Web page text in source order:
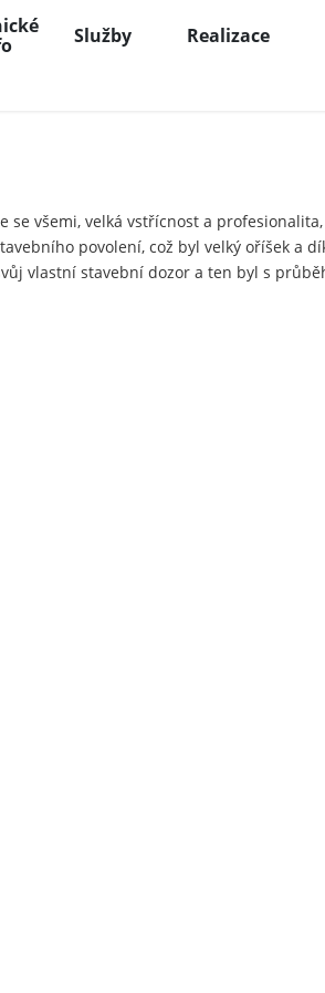
Služby Realizace
všemi, velká vstřícnost a
povolení, což byl velký oříšek a
vlastní stavební dozor a ten byl s